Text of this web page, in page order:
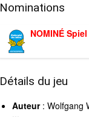
Nominations
NOMINÉ
Détails du jeu
Auteur: Wolfgang